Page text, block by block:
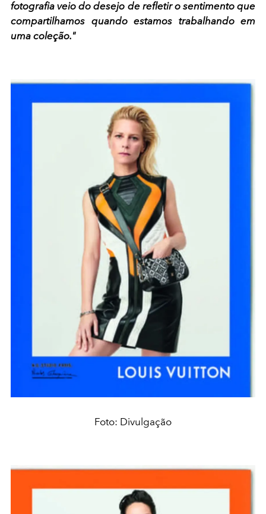
fotografia veio do desejo de refletir o sentimento que
compartilhamos quando estamos trabalhando em
uma coleção."
Foto: Divulgação